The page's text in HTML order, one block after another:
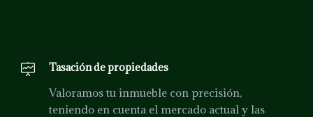
Tasación de propiedades
Valoramos tu inmueble con precisión,
teniendo en cuenta el mercado actual y las